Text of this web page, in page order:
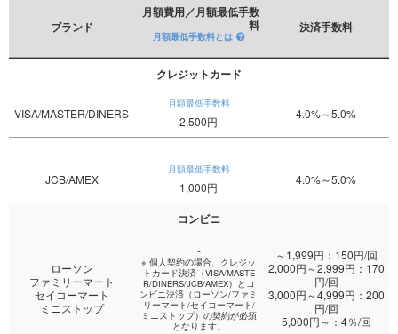
ブランド
月額費用／月額最低手数
料
月額最低手数料とは
決済手数料
クレジットカード
VISA/MASTER/DINERS
月額最低手数料
2,500円
4.0%～5.0%
JCB/AMEX
月額最低手数料
1,000円
4.0%～5.0%
コンビニ
ローソン
ファミリーマート
セイコーマート
ミニストップ
-
※ 個人契約の場合、クレジッ
トカード決済（VISA/MASTE
R/DINERS/JCB/AMEX）とコ
ンビニ決済（ローソン/ファミ
リーマート/セイコーマート/
ミニストップ）の契約が必須
となります。
～1,999円：150円/回
2,000円～2,999円：170
円/回
3,000円～4,999円：200
円/回
5,000円～：4％/回